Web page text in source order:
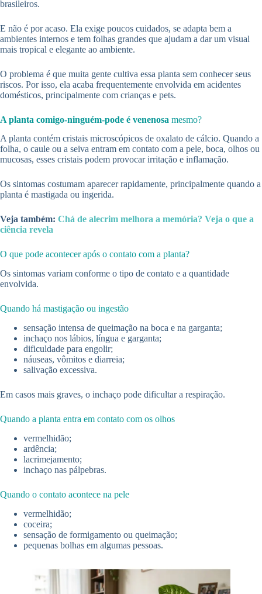
brasileiros.
E não é por acaso. Ela exige poucos cuidados, se adapta bem a
ambientes internos e tem folhas grandes que ajudam a dar um visual
mais tropical e elegante ao ambiente.
O problema é que muita gente cultiva essa planta sem conhecer seus
riscos. Por isso, ela acaba frequentemente envolvida em acidentes
domésticos, principalmente com crianças e pets.
A planta comigo-ninguém-pode é venenosa mesmo?
A planta contém cristais microscópicos de oxalato de cálcio. Quando a
folha, o caule ou a seiva entram em contato com a pele, boca, olhos ou
mucosas, esses cristais podem provocar irritação e inflamação.
Os sintomas costumam aparecer rapidamente, principalmente quando a
planta é mastigada ou ingerida.
Veja também: Chá de alecrim melhora a memória? Veja o que a
ciência revela
O que pode acontecer após o contato com a planta?
Os sintomas variam conforme o tipo de contato e a quantidade
envolvida.
Quando há mastigação ou ingestão
sensação intensa de queimação na boca e na garganta;
inchaço nos lábios, língua e garganta;
dificuldade para engolir;
náuseas, vômitos e diarreia;
salivação excessiva.
Em casos mais graves, o inchaço pode dificultar a respiração.
Quando a planta entra em contato com os olhos
vermelhidão;
ardência;
lacrimejamento;
inchaço nas pálpebras.
Quando o contato acontece na pele
vermelhidão;
coceira;
sensação de formigamento ou queimação;
pequenas bolhas em algumas pessoas.